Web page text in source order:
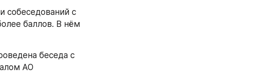
собеседований с
баллов. В нём
беседа с
АО